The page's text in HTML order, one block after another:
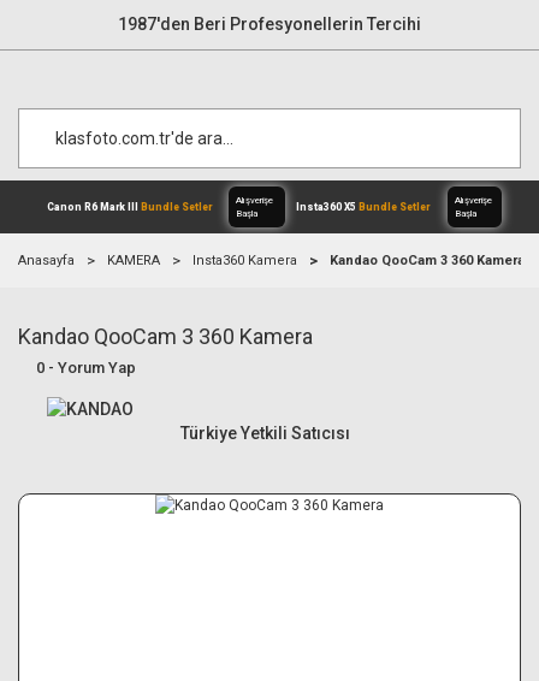
1987'den Beri Profesyonellerin Tercihi
Canon R6 Mark III Bundle Setler
Anasayfa KAMERA Insta360 Kamera Kandao QooCam 3 360 Kamera
Kandao QooCam 3 360 Kamera
0 - Yorum Yap
Türkiye Yetkili Satıcısı